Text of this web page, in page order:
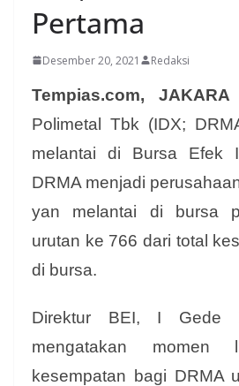
Pertama
Desember 20, 2021 Redaksi
Tempias.com, JAKARA
Polimetal Tbk (IDX;
melantai di Bursa Efek
DRMA menjadi
yan melantai di bursa
urutan ke 766 dari total
di bursa.
Direktur BEI, I Gede
mengatakan momen
kesempatan bagi DRMA